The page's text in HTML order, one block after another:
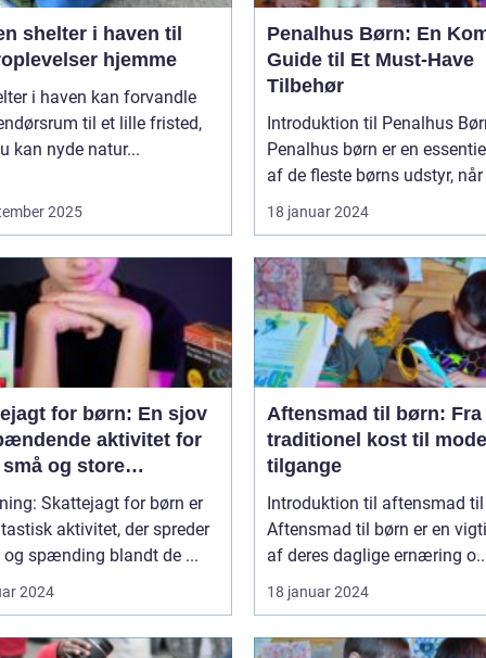
shelter i haven til
hjemme
i haven kan forvandle
til et lille fristed,
kan nyde natur...
2025
Penalhus Børn: En
Guide til Et Must-Have
Tilbehør
Introduktion til Penalhus
Penalhus børn er en
af de fleste børns udstyr, når
18 januar 2024
for børn: En sjov
aktivitet for
og store
Skattejagt for børn er
aktivitet, der spreder
spænding blandt de ...
2024
Aftensmad til børn: Fra
traditionel kost til
tilgange
Introduktion til aftensmad
Aftensmad til børn er en
af deres daglige ernæring
18 januar 2024